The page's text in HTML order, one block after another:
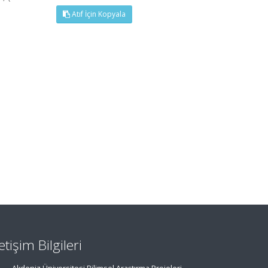
Atıf İçin Kopyala
Bilgileri